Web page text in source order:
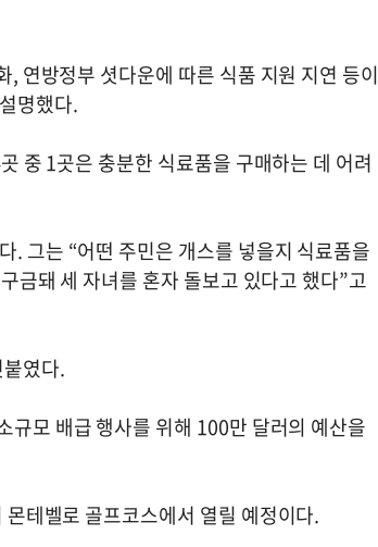
연방정부 셧다운에 따른 식품 지원 지연 등이
명했다.
중 1곳은 충분한 식료품을 구매하는 데 어려
. 그는 “어떤 주민은 개스를 넣을지 식료품을
금돼 세 자녀를 혼자 돌보고 있다고 했다”고
였다.
규모 배급 행사를 위해 100만 달러의 예산을
테벨로 골프코스에서 열릴 예정이다.